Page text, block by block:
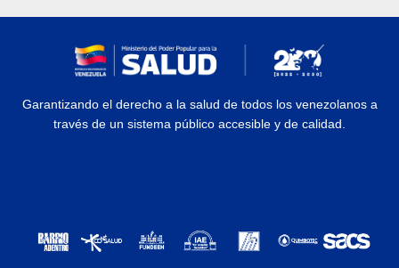
Garantizando el derecho a la salud de todos los venezolanos a
través de un sistema público accesible y de calidad.